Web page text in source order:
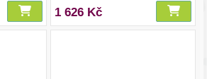
1 626 Kč